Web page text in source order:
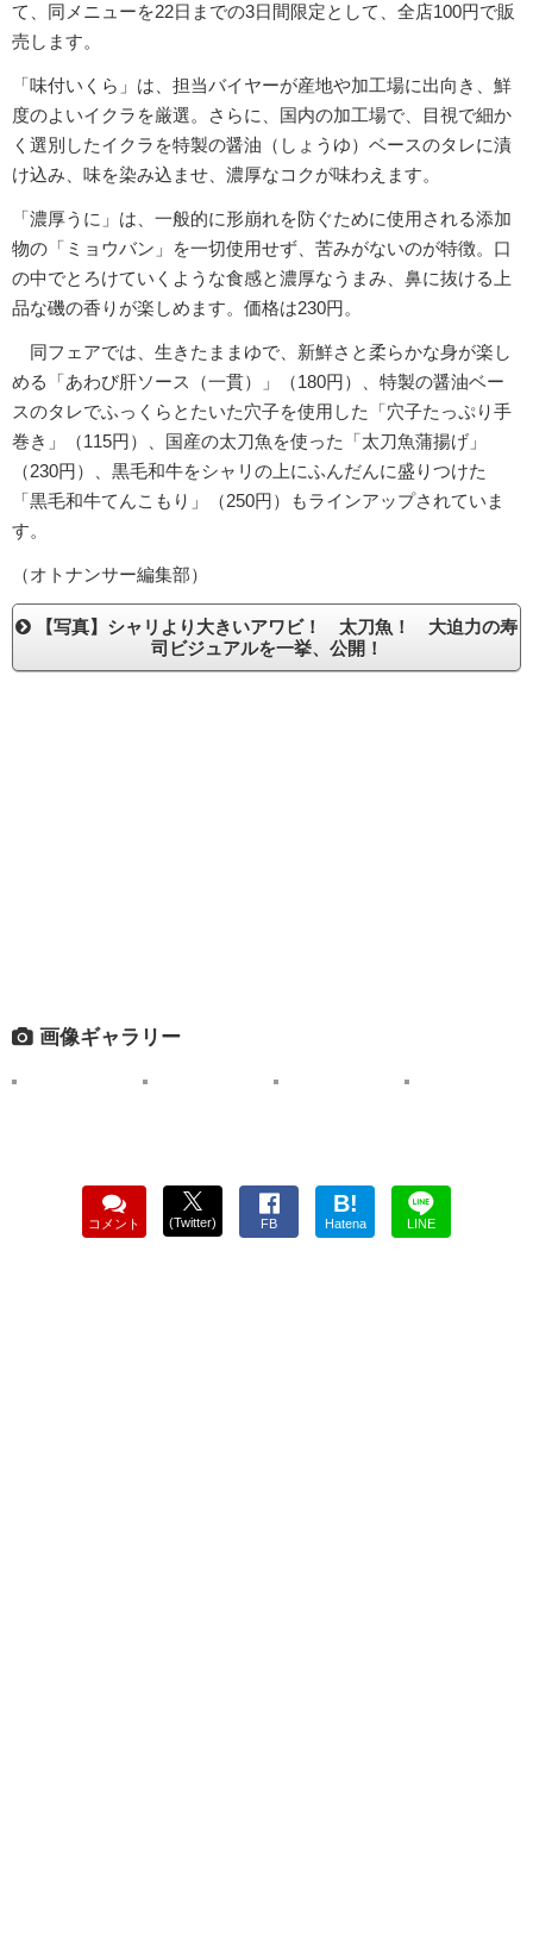
て、同メニューを22日までの3日間限定として、全店100円で販
売します。
「味付いくら」は、担当バイヤーが産地や加工場に出向き、鮮
度のよいイクラを厳選。さらに、国内の加工場で、目視で細か
く選別したイクラを特製の醤油（しょうゆ）ベースのタレに漬
け込み、味を染み込ませ、濃厚なコクが味わえます。
「濃厚うに」は、一般的に形崩れを防ぐために使用される添加
物の「ミョウバン」を一切使用せず、苦みがないのが特徴。口
の中でとろけていくような食感と濃厚なうまみ、鼻に抜ける上
品な磯の香りが楽しめます。価格は230円。
同フェアでは、生きたままゆで、新鮮さと柔らかな身が楽し
める「あわび肝ソース（一貫）」（180円）、特製の醤油ベー
スのタレでふっくらとたいた穴子を使用した「穴子たっぷり手
巻き」（115円）、国産の太刀魚を使った「太刀魚蒲揚げ」
（230円）、黒毛和牛をシャリの上にふんだんに盛りつけた
「黒毛和牛てんこもり」（250円）もラインアップされていま
す。
（オトナンサー編集部）
【写真】シャリより大きいアワビ！ 太刀魚！ 大迫力の寿
司ビジュアルを一挙、公開！
画像ギャラリー
コメント (Twitter) FB
B!
Hatena LINE